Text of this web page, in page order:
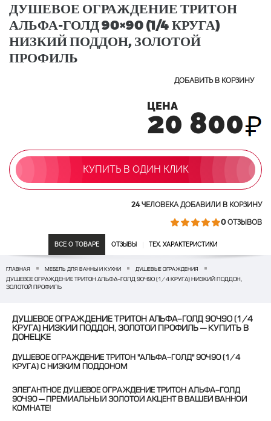
ДУШЕВОЕ ОГРАЖДЕНИЕ ТРИТОН
АЛЬФА-ГОЛД 90×90 (1/4 КРУГА)
НИЗКИЙ ПОДДОН, ЗОЛОТОЙ
ПРОФИЛЬ
ДОБАВИТЬ В КОРЗИНУ
ЦЕНА
20 800
КУПИТЬ В ОДИН КЛИК
ВСЕ О ТОВАРЕ ОТЗЫВЫ ТЕХ. ХАРАКТЕРИСТИКИ
24ЧЕЛОВЕКА ДОБАВИЛИ В КОРЗИНУ
0ОТЗЫВОВ
ГЛАВНАЯ МЕБЕЛЬ ДЛЯ ВАННЫ И КУХНИ ДУШЕВЫЕ ОГРАЖДЕНИЯ
ДУШЕВОЕ ОГРАЖДЕНИЕ ТРИТОН АЛЬФА-ГОЛД 90×90 (1/4 КРУГА) НИЗКИЙ ПОДДОН,
ЗОЛОТОЙ ПРОФИЛЬ
ДУШЕВОЕ ОГРАЖДЕНИЕ ТРИТОН АЛЬФА-ГОЛД 90×90 (1/4
КРУГА) НИЗКИЙ ПОДДОН, ЗОЛОТОЙ ПРОФИЛЬ — КУПИТЬ В
ДОНЕЦКЕ
ДУШЕВОЕ ОГРАЖДЕНИЕ ТРИТОН "АЛЬФА-ГОЛД" 90×90 (1/4
КРУГА) С НИЗКИМ ПОДДОНОМ
ЭЛЕГАНТНОЕ ДУШЕВОЕ ОГРАЖДЕНИЕ ТРИТОН АЛЬФА-ГОЛД
90×90 — ПРЕМИАЛЬНЫЙ ЗОЛОТОЙ АКЦЕНТ В ВАШЕЙ ВАННОЙ
КОМНАТЕ!